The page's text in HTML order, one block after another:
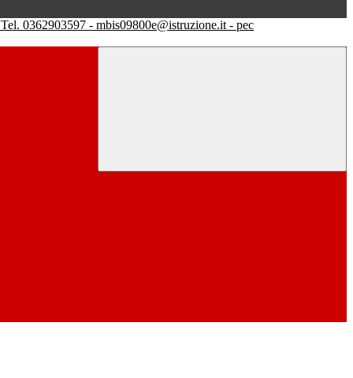
Tel. 0362903597 - mbis09800e@istruzione.it - pec